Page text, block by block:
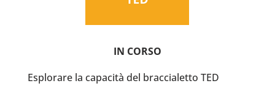
IN CORSO
Esplorare la capacità del braccialetto TED